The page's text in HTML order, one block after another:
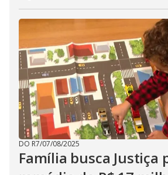
DO R7/07/08/2025
Família busca Justiça